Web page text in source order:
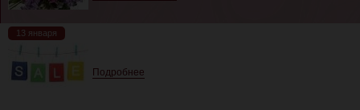
13 января
Подробнее